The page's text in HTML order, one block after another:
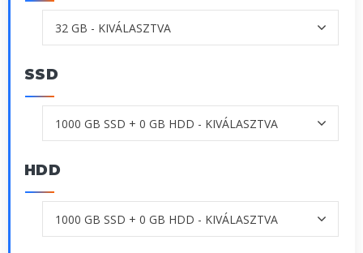
SSD
HDD